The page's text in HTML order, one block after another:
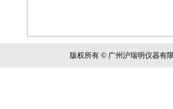
版权所有 © 广州沪瑞明仪器有